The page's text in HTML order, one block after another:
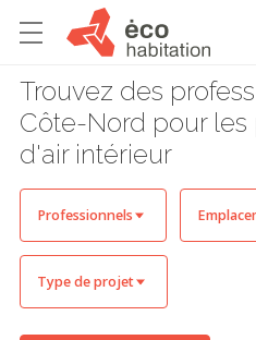
Trouvez des
Côte-Nord pour
d'air intérieur
Professionnels
Type de projet